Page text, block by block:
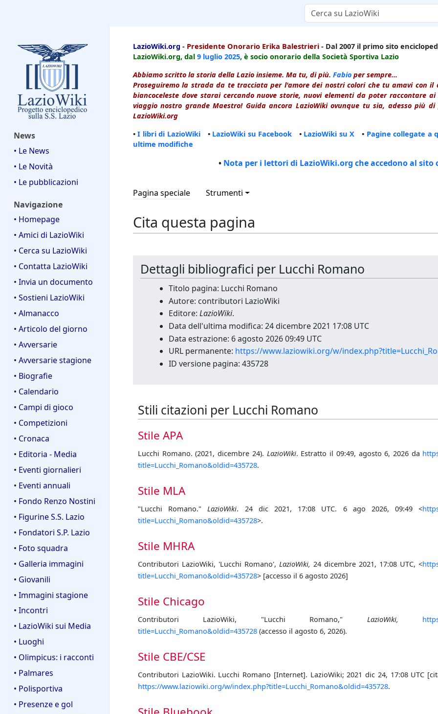
News
• Le News
• Le Novità
• Le pubblicazioni
Navigazione
• Homepage
• Amici di LazioWiki
• Cerca su LazioWiki
• Contatta LazioWiki
• Invia un documento
• Sostieni LazioWiki
• Almanacco
• Articolo del giorno
• Avversarie
• Avversarie stagione
• Biografie
• Calendario
• Campi di gioco
• Competizioni
• Cronaca
• Editoria - Media
• Eventi giornalieri
• Eventi annuali
• Fondo Renzo Nostini
• Figurine S.S. Lazio
• Fondatori S.P. Lazio
• Foto squadra
• Galleria immagini
• Giovanili
• Immagini stagione
• Incontri
• LazioWiki sui Media
• Luoghi
• Olimpicus: i racconti
• Palmares
• Polisportiva
• Presenze e gol
LazioWiki.org - Presidente Onorario Erika Balestrieri - Dal 2007 il primo sito
LazioWiki.org, dal 9 luglio 2025, è socio onorario della Società Sportiva Lazio
Abbiamo scritto la storia della Lazio insieme. Ma tu, di più. Fabio per sempre...
Proseguiremo la strada da te tracciata per l'amore dei nostri colori che tu amavi con
biancoceleste dove starai cercando nuove storie, nuovi elementi da poter raccontare
viaggio nostro grande Maestro! Guida ancora LazioWiki ovunque tu sia, adesso più
LazioWiki.org
•I libri di LazioWiki• LazioWiki su Facebook • LazioWiki su X • Pagine collegate a
ultime modifiche
• Nota per i lettori di LazioWiki.org che accedono al sito
Pagina speciale Strumenti
Cita questa pagina
Dettagli bibliografici per Lucchi Romano
Titolo pagina: Lucchi Romano
Autore: contributori LazioWiki
Editore: LazioWiki.
Data dell'ultima modifica: 24 dicembre 2021 17:08 UTC
Data estrazione: 6 agosto 2026 09:49 UTC
URL permanente: https://www.laziowiki.org/w/
ID versione pagina: 435728
Stili citazioni per Lucchi Romano
Stile APA
Lucchi Romano. (2021, dicembre 24). LazioWiki. Estratto il 09:49, agosto 6, 2026 da
title=Lucchi_Romano&oldid=435728.
Stile MLA
"Lucchi Romano."LazioWiki. 24 dic 2021, 17:08 UTC. 6 ago 2026, 09:49 <
title=Lucchi_Romano&oldid=435728>.
Stile MHRA
Contributori LazioWiki, 'Lucchi Romano',LazioWiki, 24 dicembre 2021, 17:08 UTC, <
title=Lucchi_Romano&oldid=435728> [accesso il 6 agosto 2026]
Stile Chicago
Contributori LazioWiki, "Lucchi Romano," LazioWiki,
title=Lucchi_Romano&oldid=435728 (accesso il agosto 6, 2026).
Stile CBE/CSE
Contributori LazioWiki. Lucchi Romano [Internet]. LazioWiki; 2021 dic 24, 17:08 UTC
https://www.laziowiki.org/w/index.php?title=Lucchi_Romano&oldid=435728.